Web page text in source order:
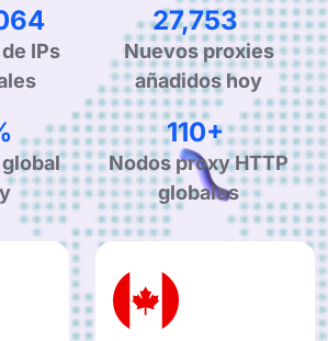
IPs
44,310
Nuevos proxies
añadidos hoy
177+
Nodos proxy HTTP
globales